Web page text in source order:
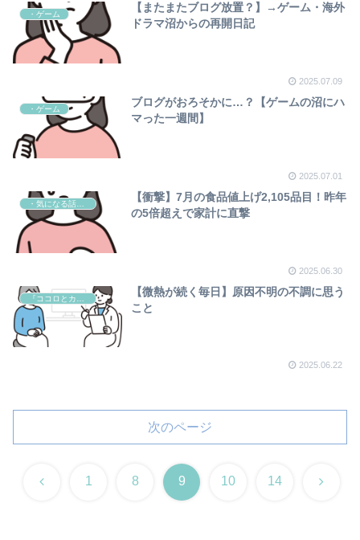
・ゲーム
【またまたブログ放置？】→ゲーム・海外
ドラマ沼からの再開日記
2025.07.09
・ゲーム
ブログがおろそかに…？【ゲームの沼にハ
マった一週間】
2025.07.01
【衝撃】7月の食品値上げ2,105品目！昨年
の5倍超えで家計に直撃
2025.06.30
【微熱が続く毎日】原因不明の不調に思う
こと
2025.06.22
次のページ
前 1 8 9 10 14 次